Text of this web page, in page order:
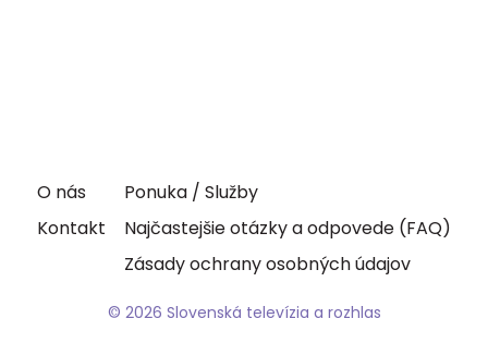
O nás
Kontakt
Ponuka / Služby
Najčastejšie otázky a odpovede (FAQ)
Zásady ochrany osobných údajov
© 2026 Slovenská televízia a rozhlas